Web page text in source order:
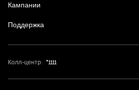
Кампании
Поддержка
Колл-центр: *1111